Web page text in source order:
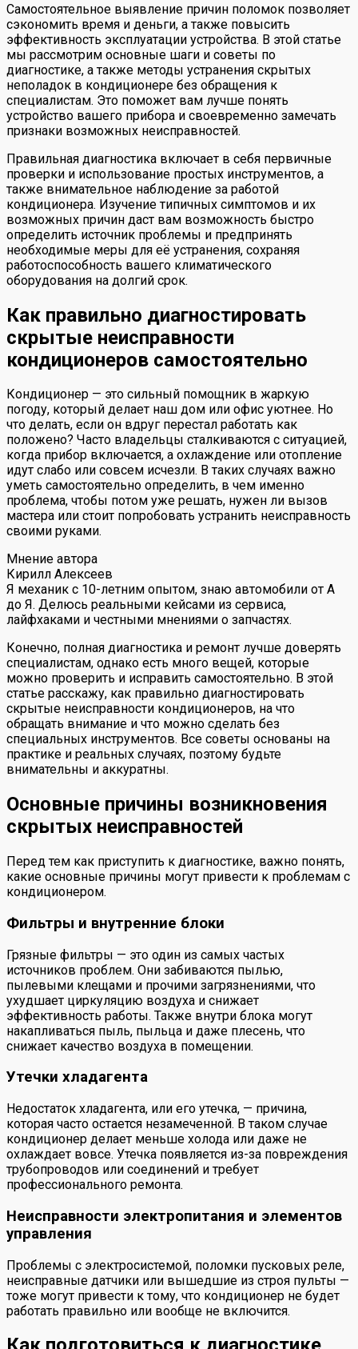
Самостоятельное выявление причин поломок позволяет
сэкономить время и деньги, а также повысить
эффективность эксплуатации устройства. В этой статье
мы рассмотрим основные шаги и советы по
диагностике, а также методы устранения скрытых
неполадок в кондиционере без обращения к
специалистам. Это поможет вам лучше понять
устройство вашего прибора и своевременно замечать
признаки возможных неисправностей.
Правильная диагностика включает в себя первичные
проверки и использование простых инструментов, а
также внимательное наблюдение за работой
кондиционера. Изучение типичных симптомов и их
возможных причин даст вам возможность быстро
определить источник проблемы и предпринять
необходимые меры для её устранения, сохраняя
работоспособность вашего климатического
оборудования на долгий срок.
Как правильно диагностировать
скрытые неисправности
кондиционеров самостоятельно
Кондиционер — это сильный помощник в жаркую
погоду, который делает наш дом или офис уютнее. Но
что делать, если он вдруг перестал работать как
положено? Часто владельцы сталкиваются с ситуацией,
когда прибор включается, а охлаждение или отопление
идут слабо или совсем исчезли. В таких случаях важно
уметь самостоятельно определить, в чем именно
проблема, чтобы потом уже решать, нужен ли вызов
мастера или стоит попробовать устранить неисправность
своими руками.
Мнение автора
Кирилл Алексеев
Я механик с 10-летним опытом, знаю автомобили от А
до Я. Делюсь реальными кейсами из сервиса,
лайфхаками и честными мнениями о запчастях.
Конечно, полная диагностика и ремонт лучше доверять
специалистам, однако есть много вещей, которые
можно проверить и исправить самостоятельно. В этой
статье расскажу, как правильно диагностировать
скрытые неисправности кондиционеров, на что
обращать внимание и что можно сделать без
специальных инструментов. Все советы основаны на
практике и реальных случаях, поэтому будьте
внимательны и аккуратны.
Основные причины возникновения
скрытых неисправностей
Перед тем как приступить к диагностике, важно понять,
какие основные причины могут привести к проблемам с
кондиционером.
Фильтры и внутренние блоки
Грязные фильтры — это один из самых частых
источников проблем. Они забиваются пылью,
пылевыми клещами и прочими загрязнениями, что
ухудшает циркуляцию воздуха и снижает
эффективность работы. Также внутри блока могут
накапливаться пыль, пыльца и даже плесень, что
снижает качество воздуха в помещении.
Утечки хладагента
Недостаток хладагента, или его утечка, — причина,
которая часто остается незамеченной. В таком случае
кондиционер делает меньше холода или даже не
охлаждает вовсе. Утечка появляется из-за повреждения
трубопроводов или соединений и требует
профессионального ремонта.
Неисправности электропитания и элементов
управления
Проблемы с электросистемой, поломки пусковых реле,
неисправные датчики или вышедшие из строя пульты —
тоже могут привести к тому, что кондиционер не будет
работать правильно или вообще не включится.